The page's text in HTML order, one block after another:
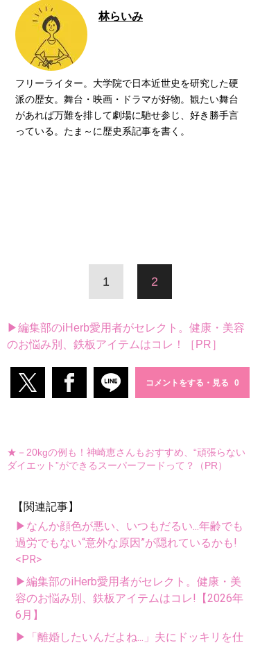
林らいみ
フリーライター。大学院で日本近世史を研究した硬
派の歴女。舞台・映画・ドラマが好物。観たい舞台
があれば万難を排して劇場に馳せ参じ、好き勝手言
っている。たま～に歴史系記事を書く。
1 2
▶編集部のiHerb愛用者がセレクト。健康・美容
のお悩み別、鉄板アイテムはコレ！［PR］
コメントをする・見る
★－20kgの例も！神崎恵さんもおすすめ、“頑張らない
ダイエット”ができるスーパーフードって？（PR）
【関連記事】
▶なんか顔色が悪い、いつもだるい...年齢でも
過労でもない“意外な原因”が隠れているかも!
<PR>
▶編集部のiHerb愛用者がセレクト。健康・美
容のお悩み別、鉄板アイテムはコレ!【2026年
6月】
▶「離婚したいんだよね...」夫にドッキリを仕